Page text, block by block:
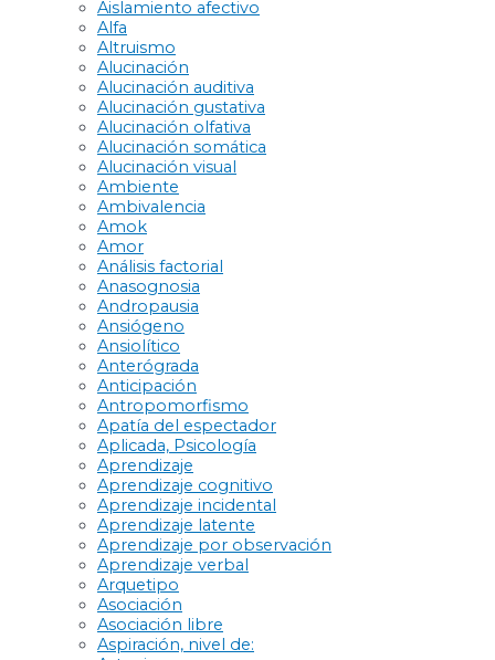
Aislamiento afectivo
Alfa
Altruismo
Alucinación
Alucinación auditiva
Alucinación gustativa
Alucinación olfativa
Alucinación somática
Alucinación visual
Ambiente
Ambivalencia
Amok
Amor
Análisis factorial
Anasognosia
Andropausia
Ansiógeno
Ansiolítico
Anterógrada
Anticipación
Antropomorfismo
Apatía del espectador
Aplicada, Psicología
Aprendizaje
Aprendizaje cognitivo
Aprendizaje incidental
Aprendizaje latente
Aprendizaje por observación
Aprendizaje verbal
Arquetipo
Asociación
Asociación libre
Aspiración, nivel de: